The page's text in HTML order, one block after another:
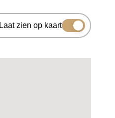
Laat zien op kaart